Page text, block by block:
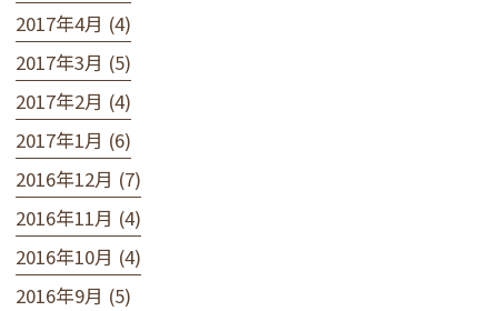
2017年4月 (4)
2017年3月 (5)
2017年2月 (4)
2017年1月 (6)
2016年12月 (7)
2016年11月 (4)
2016年10月 (4)
2016年9月 (5)